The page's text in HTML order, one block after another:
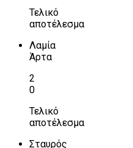
Τελικό
αποτέλεσμα
Λαμία
Άρτα
2
0
Τελικό
αποτέλεσμα
Σταυρός